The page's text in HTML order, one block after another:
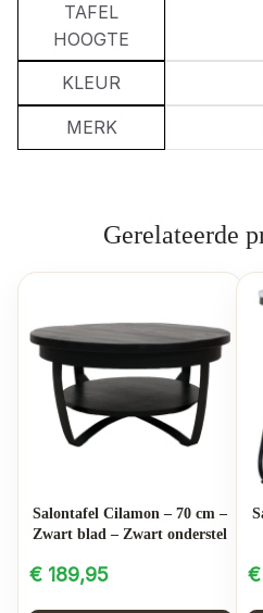
TAFEL
HOOGTE
KLEUR
MERK
Gerelateerde
Salontafel Cilamon – 70 cm –
Zwart blad – Zwart onderstel
€ 189,95 €